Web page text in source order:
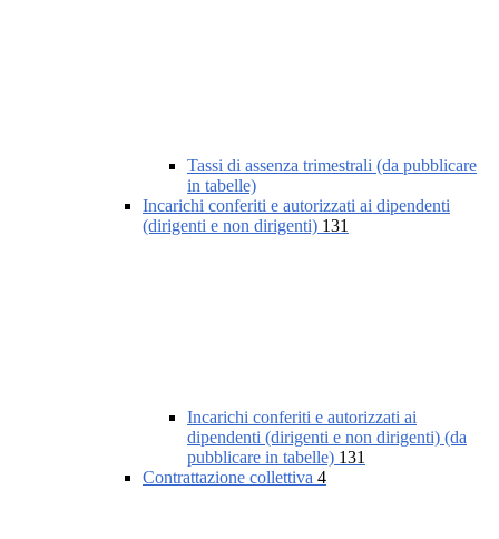
Tassi di assenza trimestrali (da pubblicare
in tabelle)
Incarichi conferiti e autorizzati ai dipendenti
(dirigenti e non dirigenti) 131
Incarichi conferiti e autorizzati ai
dipendenti (dirigenti e non dirigenti) (da
pubblicare in tabelle) 131
Contrattazione collettiva 4